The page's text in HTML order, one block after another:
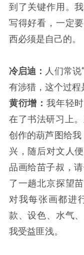
到了关键作用。
写得好看，一定
西必须是自己的。
冷启迪： 人们常
有涉猎，这个过程
黄衍增： 我年轻
在了书法研习上
创作的葫芦图给我
兴，随后对文人
品画给苗子叔，
了一趟北京探望
对我每张画都进
款、设色、水气
我受益匪浅。